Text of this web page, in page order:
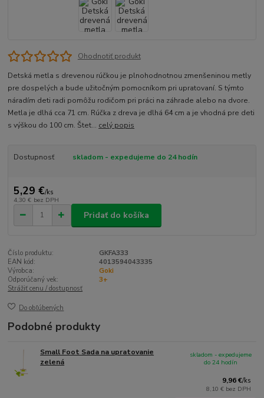
Ohodnotiť produkt
Detská metla s drevenou rúčkou je plnohodnotnou zmenšeninou metly
pre dospelých a bude užitočným pomocníkom pri upratovaní. S týmto
náradím deti radi pomôžu rodičom pri práci na záhrade alebo na dvore.
Metla je dlhá cca 71 cm. Rúčka z dreva je dlhá 64 cm a je vhodná pre deti
s výškou do 100 cm. Štet... celý popis
Dostupnosť skladom - expedujeme do 24 hodín
5,29 €/ks
4,30 € bez DPH
Pridať do košíka
Číslo produktu:
GKFA333
EAN kód:
4013594043335
Výrobca:
Goki
Odporúčaný vek:
3+
Strážiť cenu / dostupnosť
Do obľúbených
Podobné produkty
Small Foot Sada na upratovanie
zelená
9,96 €/ks
8,10 € bez DPH
skladom - expedujeme
do 24 hodín